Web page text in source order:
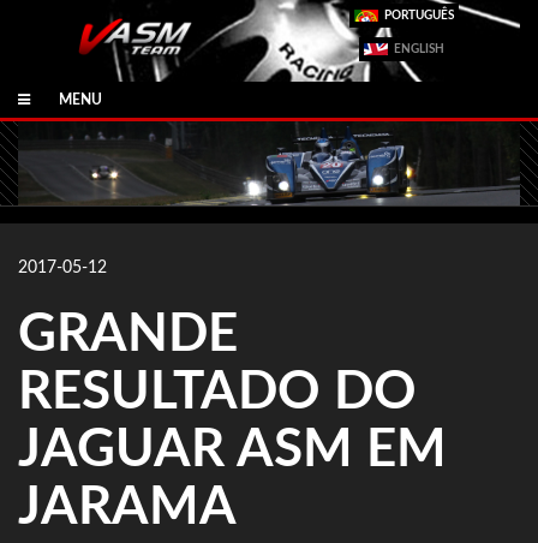
PORTUGUÊS
ENGLISH
MENU
2017-05-12
GRANDE
RESULTADO DO
JAGUAR ASM EM
JARAMA